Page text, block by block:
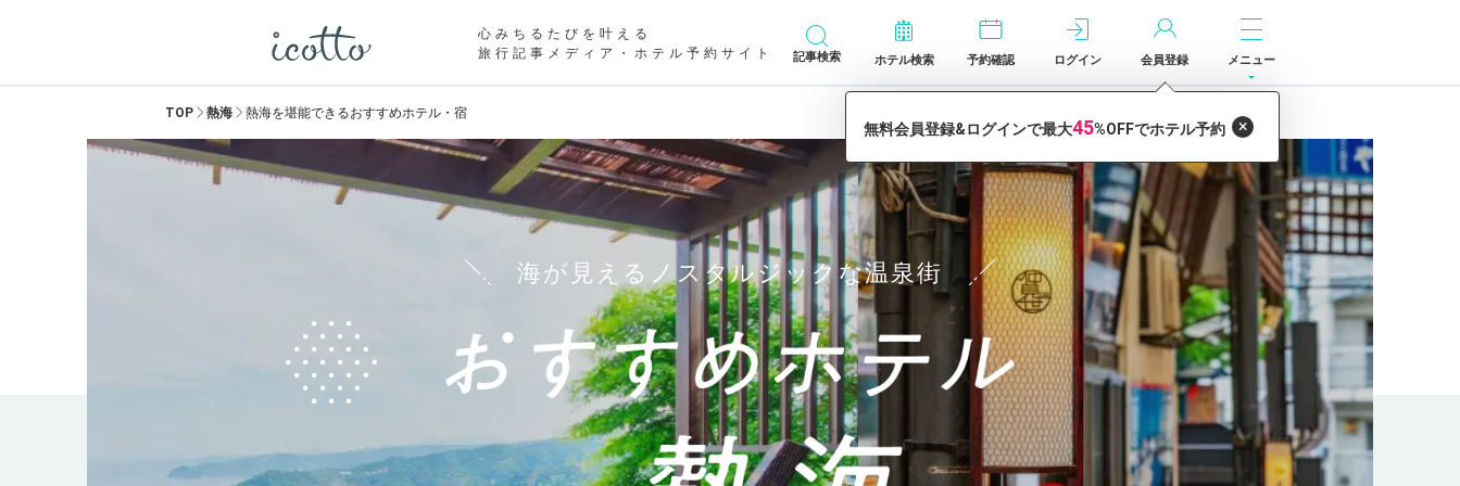
心みちるたびを叶える
旅行記事メディア・ホテル予約サイト
記事検索 ホテル検索 予約確認 ログイン 会員登録 メニュー
TOP 熱海 熱海を堪能できるおすすめホテル・宿
海が見えるノスタルジックな温泉街